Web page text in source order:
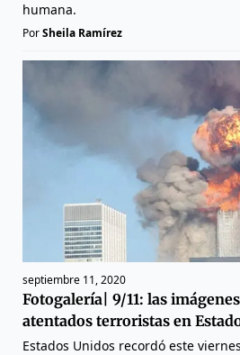
humana.
PorSheila Ramírez
septiembre 11, 2020
Fotogalería| 9/11: las
atentados terroristas en
Estados Unidos recordó este